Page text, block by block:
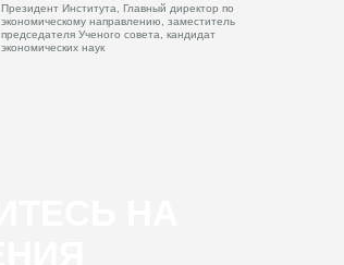
Президент Института, Главный директор по
экономическому направлению, заместитель
председателя Ученого совета, кандидат
экономических наук